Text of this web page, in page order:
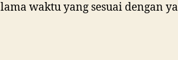
lama waktu yang sesuai dengan